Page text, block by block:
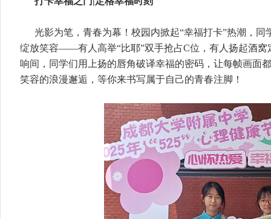
光影为笔，青春为幕！校园内掀起“幸福打卡”热潮，
绽放笑容——有人高举“比耶”双手抢占C位，有人扬起酒窝
响间，同学们用上扬的唇角破译幸福的密码，让每帧画面
笑容的浪漫邂逅，等你来书写属于自己的青春注脚！